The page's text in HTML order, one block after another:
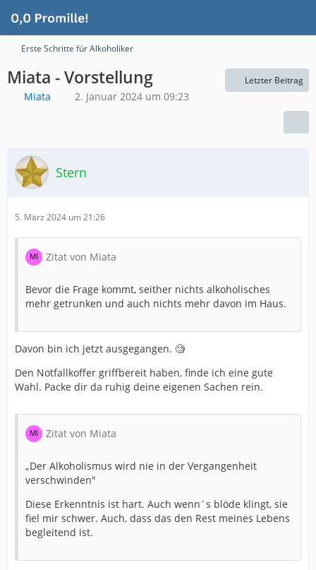
Erste Schritte für Alkoholiker
Miata - Vorstellung
Miata 2. Januar 2024 um 09:23
Letzter Beitrag
Stern
5. März 2024 um 21:26
Zitat von Miata
Bevor die Frage kommt, seither nichts alkoholisches
mehr getrunken und auch nichts mehr davon im Haus.
Davon bin ich jetzt ausgegangen. 🧐
Den Notfallkoffer griffbereit haben, finde ich eine gute
Wahl. Packe dir da ruhig deine eigenen Sachen rein.
Zitat von Miata
„Der Alkoholismus wird nie in der Vergangenheit
verschwinden"
Diese Erkenntnis ist hart. Auch wenn´s blöde klingt, sie
fiel mir schwer. Auch, dass das den Rest meines Lebens
begleitend ist.